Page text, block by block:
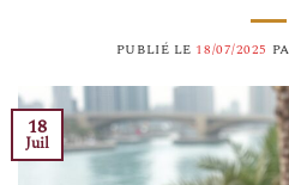
PUBLIÉ LE 18/07/2025
18
Juil